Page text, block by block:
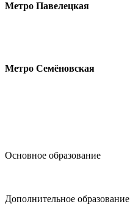
Метро Павелецкая
Метро Семёновская
Основное образование
Дополнительное образование